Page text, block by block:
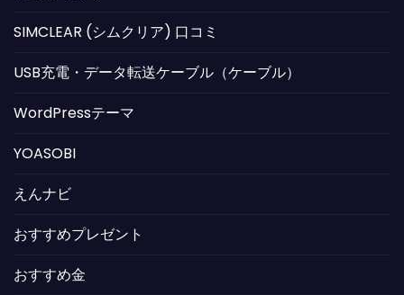
SIMCLEAR (シムクリア) 口コミ
USB充電・データ転送ケーブル（ケーブル）
WordPressテーマ
YOASOBI
えんナビ
おすすめプレゼント
おすすめ金